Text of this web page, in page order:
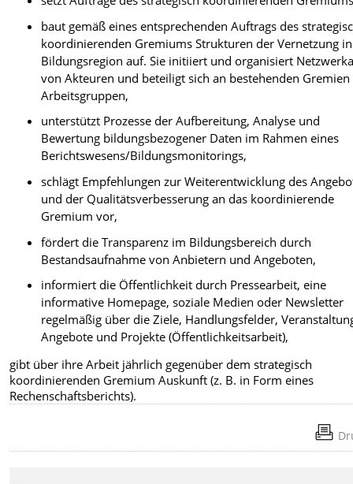
baut gemäß eines entsprechenden Auftrags des
koordinierenden Gremiums Strukturen der Vernetzung
Bildungsregion auf. Sie initiiert und organisiert
von Akteuren und beteiligt sich an bestehenden
Arbeitsgruppen,
unterstützt Prozesse der Aufbereitung, Analyse und
Bewertung bildungsbezogener Daten im Rahmen eines
Berichtswesens/Bildungsmonitorings,
schlägt Empfehlungen zur Weiterentwicklung des
und der Qualitätsverbesserung an das koordinierende
Gremium vor,
fördert die Transparenz im Bildungsbereich durch
Bestandsaufnahme von Anbietern und Angeboten,
informiert die Öffentlichkeit durch Pressearbeit, eine
informative Homepage, soziale Medien oder Newsletter
regelmäßig über die Ziele, Handlungsfelder,
Angebote und Projekte (Öffentlichkeitsarbeit),
gibt über ihre Arbeit jährlich gegenüber dem strategisch
koordinierenden Gremium Auskunft (z. B. in Form eines
Rechenschaftsberichts).